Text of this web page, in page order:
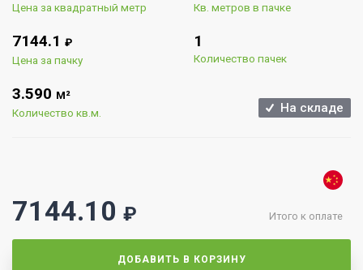
Цена за квадратный метр Кв. метров в пачке
7144.1 ₽
Цена за пачку
1
Количество пачек
3.590 М²
Количество кв.м. На складе
Итого к оплате
7144.10 ₽
ДОБАВИТЬ В КОРЗИНУ